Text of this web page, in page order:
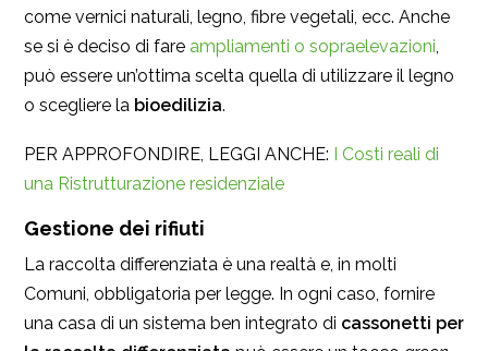
come vernici naturali, legno, fibre vegetali, ecc. Anche
se si è deciso di fare ampliamenti o sopraelevazioni,
può essere un’ottima scelta quella di utilizzare il legno
o scegliere la bioedilizia.
PER APPROFONDIRE, LEGGI ANCHE:
I Costi reali di
una Ristrutturazione residenziale
Gestione dei rifiuti
La raccolta differenziata è una realtà e, in molti
Comuni, obbligatoria per legge. In ogni caso, fornire
una casa di un sistema ben integrato di cassonetti per